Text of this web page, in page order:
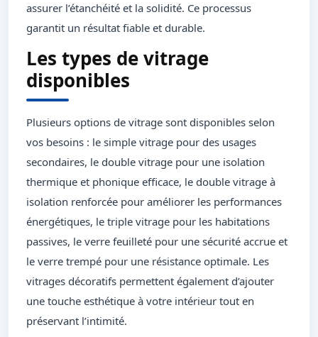
assurer l’étanchéité et la solidité. Ce processus
garantit un résultat fiable et durable.
Les types de vitrage
disponibles
Plusieurs options de vitrage sont disponibles selon
vos besoins : le simple vitrage pour des usages
secondaires, le double vitrage pour une isolation
thermique et phonique efficace, le double vitrage à
isolation renforcée pour améliorer les performances
énergétiques, le triple vitrage pour les habitations
passives, le verre feuilleté pour une sécurité accrue et
le verre trempé pour une résistance optimale. Les
vitrages décoratifs permettent également d’ajouter
une touche esthétique à votre intérieur tout en
préservant l’intimité.